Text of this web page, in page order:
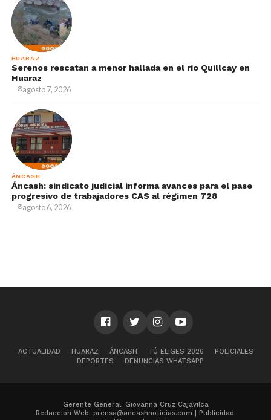
HUARAZ
Serenos rescatan a menor hallada en el río Quillcay en
Huaraz
agosto 7, 2026
ÁNCASH
Áncash: sindicato judicial informa avances para el pase
progresivo de trabajadores CAS al régimen 728
agosto 6, 2026
ACTUALIDAD HUARAZ ÁNCASH TÚ ELIGES 2026
POLICIALES
DEPORTES
DENUNCIAS WHATSAPP
Gerente General: Giovanna Cruz Cajavilca
Redacción Web: prensa@ancashnoticias.com | Publicidad: